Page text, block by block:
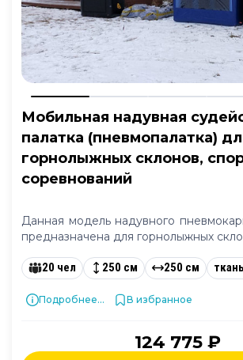
Мобильная надувная
палатка (пневмопалатка)
горнолыжных склонов,
соревнований
Данная модель надувного
предназначена для горнолыжных
20 чел 250 см 250 см
Подробнее... В избранное
124 775 ₽